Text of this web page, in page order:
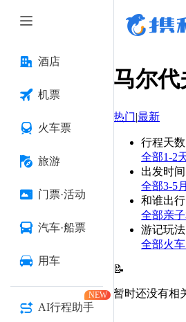
酒店
机票
火车票
旅游
门票·活动
汽车·船票
用车
AI行程助手
NEW
马尔代
热门|最新
行程天数
全部1-2
出发时间
全部3-5月
和谁出行
全部亲子
游记玩法
全部火车
📝
暂时还没有相